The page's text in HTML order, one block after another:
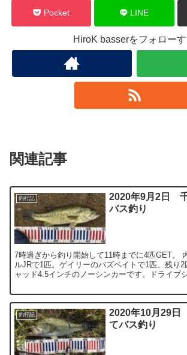
Pocket LINE
HiroK basserをフォロー
関連記事
釣行記
2020年9月2日
バス釣り
7時過ぎから釣り開始して11時までに4匹GET。
ルJRで1匹。ゲイリーのバズベイトで1匹。残り
ャッド4.5インチのノーシンカーです。ドライブ
釣行記
2020年10月29
てバス釣り